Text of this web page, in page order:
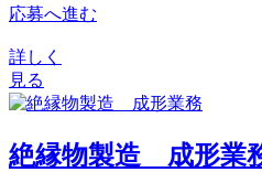
応募へ進む
詳しく
見る
絶縁物製造 成形業